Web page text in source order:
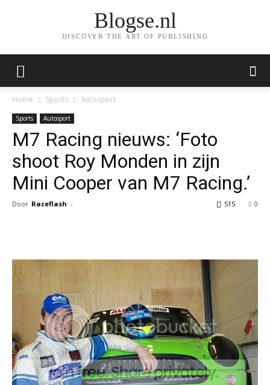
Blogse.nl
DISCOVER THE ART OF PUBLISHING
Home Sports Autosport
Sports Autosport
M7 Racing nieuws: ‘Foto
shoot Roy Monden in zijn
Mini Cooper van M7 Racing.’
Door Raceflash - 0
515